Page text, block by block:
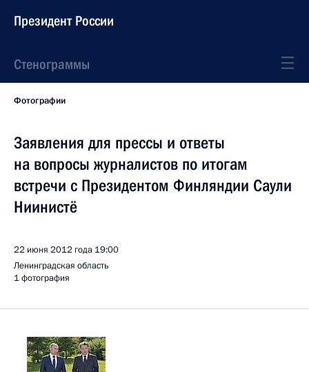
Президент России
Стенограммы
Фотографии
Заявления для прессы и ответы
на вопросы журналистов по итогам
встречи с Президентом Финляндии Саули
Ниинистё
22 июня 2012 года 19:00
Ленинградская область
1 фотография